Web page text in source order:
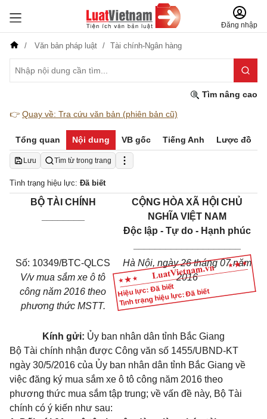
Đăng nhập
Văn bản pháp luật Tài chính-Ngân hàng
Tìm nâng cao
👉 Quay về: Tra cứu văn bản (phiên bản cũ)
Tổng quan Nội dung VB gốc Tiếng Anh Lược đồ
Lưu Tìm từ trong trang
Tình trạng hiệu lực: Đã biết
Hiệu lực: Đã biết
Tình trạng hiệu lực: Đã biết
BỘ TÀI CHÍNH
CỘNG HÒA XÃ HỘI CHỦ
NGHĨA VIỆT NAM
Độc lập - Tự do - Hạnh phúc
Số: 10349/BTC-QLCS
V/v mua sắm xe ô tô
công năm 2016 theo
phương thức MSTT.
Hà Nội, ngày26tháng07năm
2016
Kính gửi: Ủy ban nhân dân tỉnh Bắc Giang
Bộ Tài chính nhận được Công văn số 1455/UBND-KT
ngày 30/5/2016 của Ủy ban nhân dân tỉnh Bắc Giang về
việc đăng ký mua sắm xe ô tô công năm 2016 theo
phương thức mua sắm tập trung; về vấn đề này, Bộ Tài
chính có ý kiến như sau: